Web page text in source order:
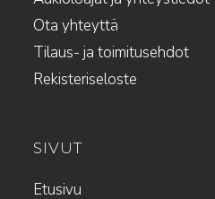
Ota yhteyttä
Tilaus- ja toimitusehdot
Rekisteriseloste
SIVUT
Etusivu